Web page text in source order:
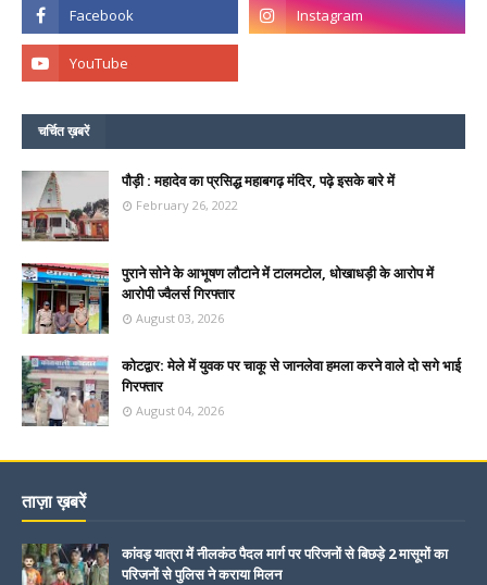
चर्चित ख़बरें
पौड़ी : महादेव का प्रसिद्ध महाबगढ़ मंदिर, पढ़े इसके बारे में
February 26, 2022
पुराने सोने के आभूषण लौटाने में टालमटोल, धोखाधड़ी के आरोप में
आरोपी ज्वैलर्स गिरफ्तार
August 03, 2026
कोटद्वार: मेले में युवक पर चाकू से जानलेवा हमला करने वाले दो सगे भाई
गिरफ्तार
August 04, 2026
ताज़ा ख़बरें
कांवड़ यात्रा में नीलकंठ पैदल मार्ग पर परिजनों से बिछड़े 2 मासूमों का
परिजनों से पुलिस ने कराया मिलन